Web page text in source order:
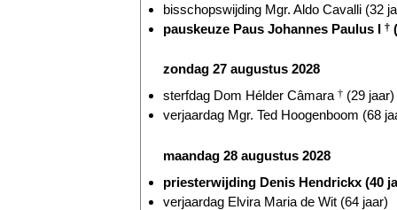
bisschopswijding Mgr. Aldo Cavalli (32
pauskeuze Paus Johannes Paulus I †
zondag 27 augustus 2028
sterfdag Dom Hélder Câmara † (29 jaar)
verjaardag Mgr. Ted Hoogenboom (68
maandag 28 augustus 2028
priesterwijding Denis Hendrickx (40
verjaardag Elvira Maria de Wit (64 jaar)